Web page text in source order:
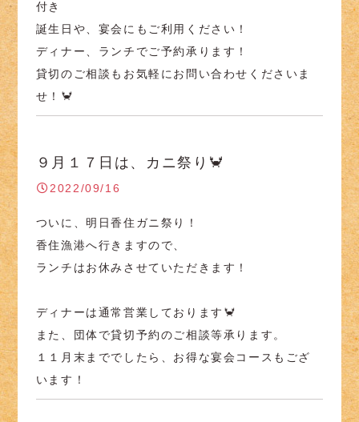
付き
誕生日や、宴会にもご利用ください！
ディナー、ランチでご予約承ります！
貸切のご相談もお気軽にお問い合わせくださいま
せ！🦀
９月１７日は、カニ祭り🦀
2022/09/16
ついに、明日香住ガニ祭り！
香住漁港へ行きますので、
ランチはお休みさせていただきます！
ディナーは通常営業しております🦀
また、団体で貸切予約のご相談等承ります。
１１月末まででしたら、お得な宴会コースもござ
います！